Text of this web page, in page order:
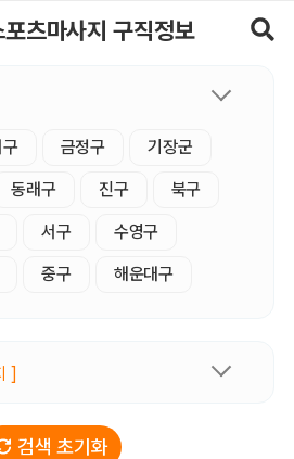
츠마사지 구직정보
금정구 기장군
동래구 진구 북구
서구 수영구
중구 해운대구
]
검색 초기화